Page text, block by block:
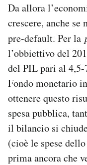
Da allora
crescere, anche
pre-default. Per la
l’obbiettivo del
del PIL pari al
Fondo monetario
ottenere questo
spesa pubblica,
il bilancio si
(cioè le spese
prima ancora che